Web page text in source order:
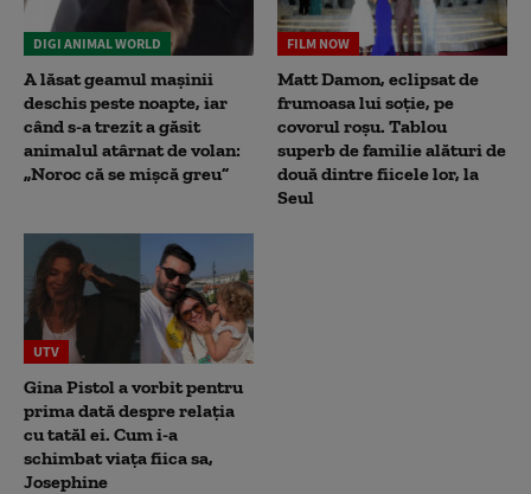
DIGI ANIMAL WORLD
A lăsat geamul mașinii
deschis peste noapte, iar
când s-a trezit a găsit
animalul atârnat de volan:
„Noroc că se mișcă greu”
FILM NOW
Matt Damon, eclipsat de
frumoasa lui soție, pe
covorul roșu. Tablou
superb de familie alături de
două dintre fiicele lor, la
Seul
UTV
Gina Pistol a vorbit pentru
prima dată despre relația
cu tatăl ei. Cum i-a
schimbat viața fiica sa,
Josephine